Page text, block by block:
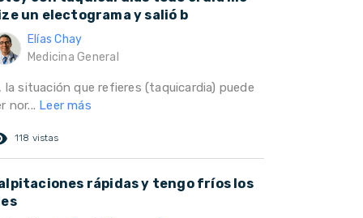
un electograma y salió b
Elías Chay
Medicina General
la situación que refieres (taquicardia) puede
nor... Leer más
118 vistas
rápidas y tengo fríos los